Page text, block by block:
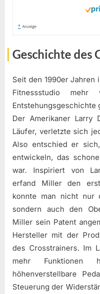
* Anzeige
Geschichte des
Seit den 1990er Jahren
Fitnessstudio mehr
Entstehungsgeschichte
Der Amerikaner Larry
Läufer, verletzte sich
Also entschied er
entwickeln, das
war. Inspiriert von
erfand Miller den
konnte man nicht nur
sondern auch den
Miller sein Patent
Hersteller mit der
des Crosstrainers. Im
mehr Funktionen
höhenverstellbare
Steuerung der